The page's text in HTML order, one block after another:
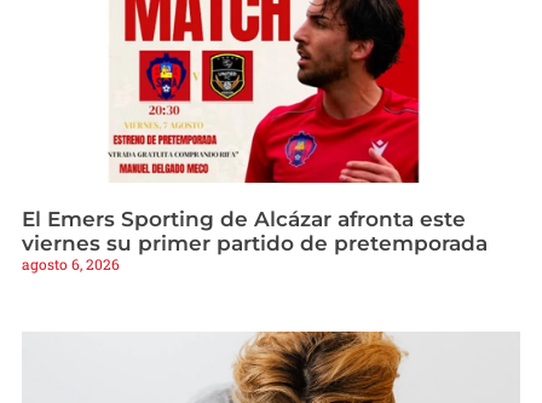
El Emers Sporting de Alcázar afronta este
viernes su primer partido de pretemporada
agosto 6, 2026